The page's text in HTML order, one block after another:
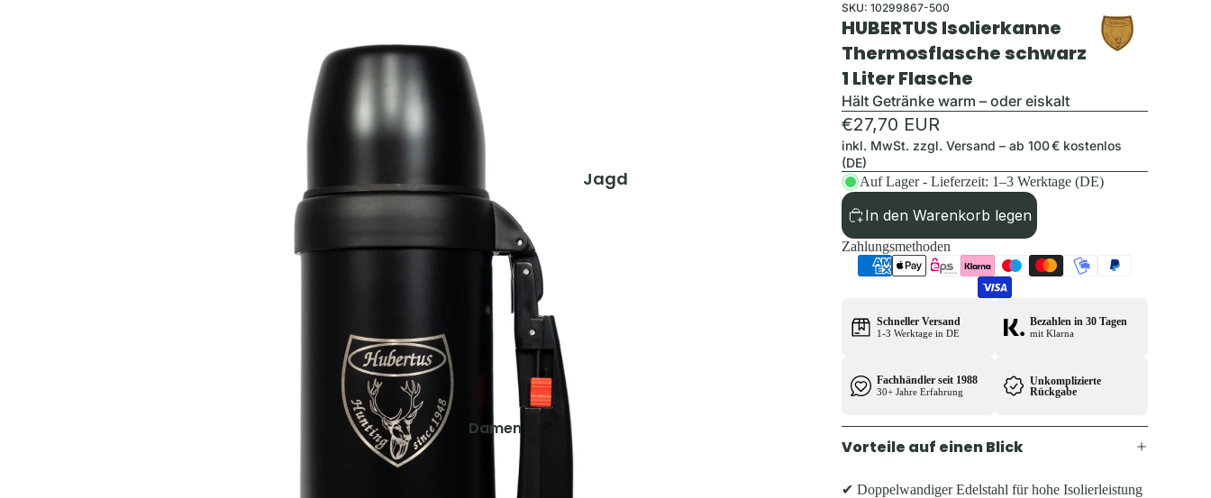
Jacken
Hosen
Shirts & Hemden
Pullover & Hoodies
Schuhe & Zubehör
Westen
Kinder
Jacken
Hosen
Shirts
Jagd
Damen
Jacken
Hosen
SKU: 10299867-500
HUBERTUS Isolierkanne
Thermosflasche schwarz
1 Liter Flasche
Hält Getränke warm – oder eiskalt
€27,70 EUR
inkl. MwSt. zzgl. Versand – ab 100 € kostenlos
(DE)
Auf Lager - Lieferzeit: 1–3 Werktage (DE)
In den Warenkorb legen
Zahlungsmethoden
Schneller Versand
1-3 Werktage in DE
Bezahlen in 30 Tagen
mit Klarna
Fachhändler seit 1988
30+ Jahre Erfahrung
Unkomplizierte
Rückgabe
Vorteile auf einen Blick
✔ Doppelwandiger Edelstahl für hohe Isolierleistung